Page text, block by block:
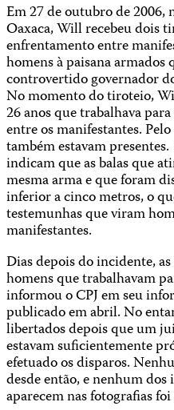
Em 27 de outubro de 2006,
Oaxaca, Will recebeu dois
enfrentamento entre
homens à paisana armados
controvertido governador
No momento do tiroteio,
26 anos que trabalhava
entre os manifestantes.
também estavam
indicam que as balas que
mesma arma e que foram
inferior a cinco metros, o
testemunhas que viram
manifestantes.
Dias depois do incidente,
homens que trabalhavam
informou o CPJ em seu
publicado em abril. No
libertados depois que um
estavam suficientemente
efetuado os disparos.
desde então, e nenhum
aparecem nas fotografias